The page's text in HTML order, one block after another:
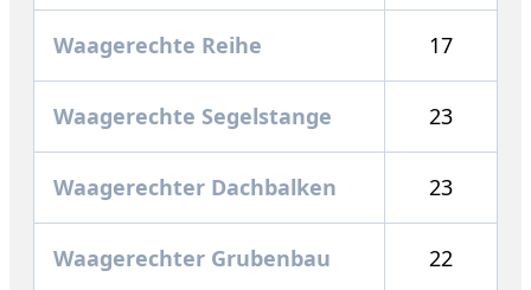
Waagerechte Reihe 17
Waagerechte Segelstange 23
Waagerechter Dachbalken 23
Waagerechter Grubenbau 22